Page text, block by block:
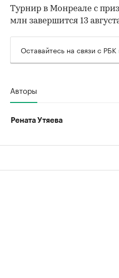
Турнир в Монреале с
млн завершится 13
Оставайтесь на связи с РБК
Авторы
Рената Утяева